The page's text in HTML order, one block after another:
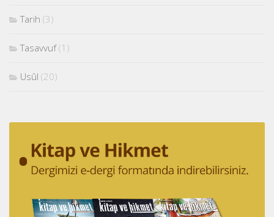
Tarih (3)
Tasavvuf(1)
Usûl (20)